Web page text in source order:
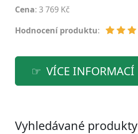
Cena: 3 769 Kč
Hodnocení produktu:
VÍCE INFORMACÍ
Vyhledávané produkty